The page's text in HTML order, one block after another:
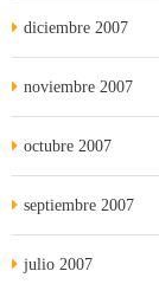
diciembre 2007
noviembre 2007
octubre 2007
septiembre 2007
julio 2007